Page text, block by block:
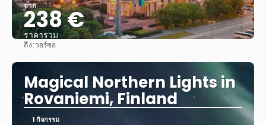
จาก
238 €
ราคารวม
ถึง:วอร์ซอ
Magical Northern Lights in
Rovaniemi, Finland
1 กิจกรรม